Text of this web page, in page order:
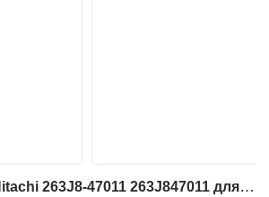
Гидроцилиндр Hitachi 263J8-47011 263J847011 для фронтального погрузчика Hitachi ZW 310